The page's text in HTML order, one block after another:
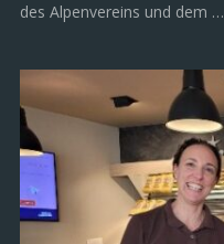
des Alpenvereins und dem …